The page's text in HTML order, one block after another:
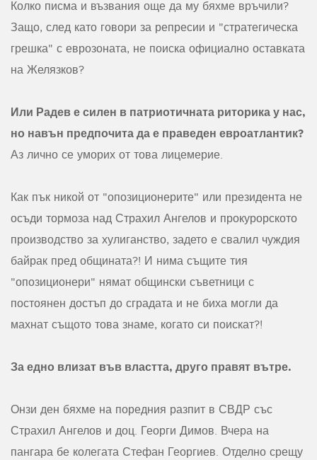
Колко писма и възвания още да му бяхме връчили?
Защо, след като говори за репресии и "стратегическа
грешка" с еврозоната, не поиска официално оставката
на Желязков?
Или Радев е силен в патриотичната риторика у нас,
но навън предпочита да е праведен евроатлантик?
Аз лично се уморих от това лицемерие.
Как пък никой от "опозиционерите" или президента не
осъди тормоза над Страхил Ангелов и прокурорското
производство за хулиганство, задето е свалил чуждия
байрак пред общината?! И нима същите тия
"опозиционери" нямат общински съветници с
постоянен достъп до сградата и не биха могли да
махнат същото това знаме, когато си поискат?!
За едно влизат във властта, друго правят вътре.
Онзи ден бяхме на поредния разпит в СВДР със
Страхил Ангелов и доц. Георги Димов. Вчера на
пангара бе колегата Стефан Георгиев. Отделно срещу